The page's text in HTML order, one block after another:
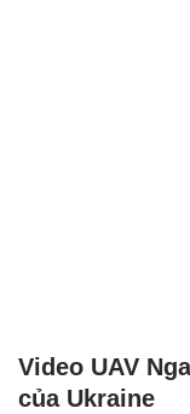
Video UAV
của Ukraine